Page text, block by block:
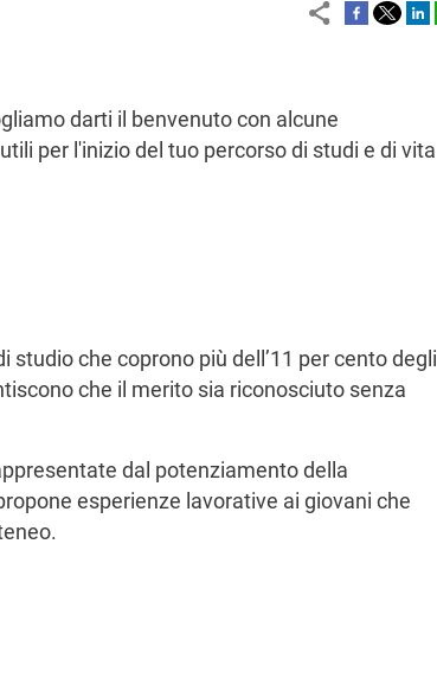
darti il benvenuto con alcune
per l'inizio del tuo percorso di studi e di vita
studio che coprono più dell’11 per cento degli
che il merito sia riconosciuto senza
dal potenziamento della
esperienze lavorative ai giovani che